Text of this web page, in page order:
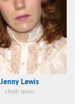
Jenny Lewis
chodí spolu